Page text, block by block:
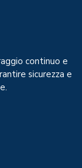
continuo e
sicurezza e